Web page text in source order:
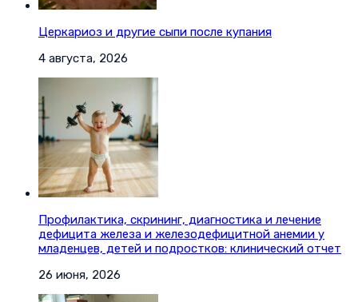
Церкариоз и другие сыпи после купания
4 августа, 2026
Профилактика, скрининг, диагностика и лечение
дефицита железа и железодефицитной анемии у
младенцев, детей и подростков: клинический отчет
26 июня, 2026